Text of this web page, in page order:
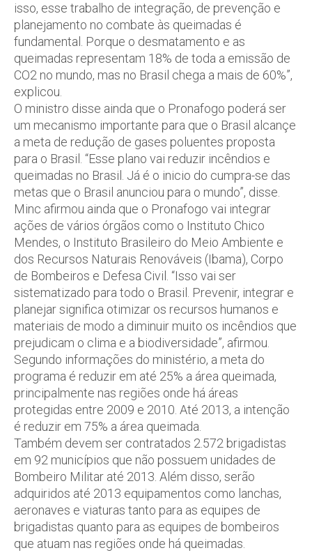
isso, esse trabalho de integração, de prevenção e
planejamento no combate às queimadas é
fundamental. Porque o desmatamento e as
queimadas representam 18% de toda a emissão de
CO2 no mundo, mas no Brasil chega a mais de 60%”,
explicou.
O ministro disse ainda que o Pronafogo poderá ser
um mecanismo importante para que o Brasil alcançe
a meta de redução de gases poluentes proposta
para o Brasil. “Esse plano vai reduzir incêndios e
queimadas no Brasil. Já é o inicio do cumpra-se das
metas que o Brasil anunciou para o mundo”, disse.
Minc afirmou ainda que o Pronafogo vai integrar
ações de vários órgãos como o Instituto Chico
Mendes, o Instituto Brasileiro do Meio Ambiente e
dos Recursos Naturais Renováveis (Ibama), Corpo
de Bombeiros e Defesa Civil. “Isso vai ser
sistematizado para todo o Brasil. Prevenir, integrar e
planejar significa otimizar os recursos humanos e
materiais de modo a diminuir muito os incêndios que
prejudicam o clima e a biodiversidade”, afirmou.
Segundo informações do ministério, a meta do
programa é reduzir em até 25% a área queimada,
principalmente nas regiões onde há áreas
protegidas entre 2009 e 2010. Até 2013, a intenção
é reduzir em 75% a área queimada.
Também devem ser contratados 2.572 brigadistas
em 92 municípios que não possuem unidades de
Bombeiro Militar até 2013. Além disso, serão
adquiridos até 2013 equipamentos como lanchas,
aeronaves e viaturas tanto para as equipes de
brigadistas quanto para as equipes de bombeiros
que atuam nas regiões onde há queimadas.